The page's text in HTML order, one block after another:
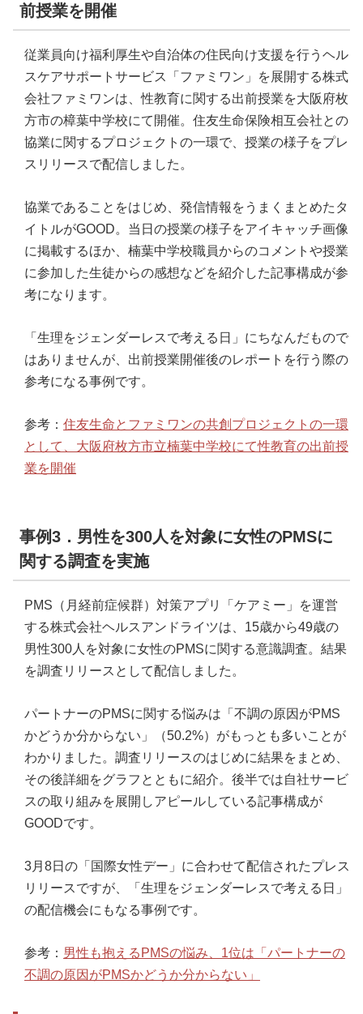
前授業を開催
従業員向け福利厚生や自治体の住民向け支援を行うヘル
スケアサポートサービス「ファミワン」を展開する株式
会社ファミワンは、性教育に関する出前授業を大阪府枚
方市の樟葉中学校にて開催。住友生命保険相互会社との
協業に関するプロジェクトの一環で、授業の様子をプレ
スリリースで配信しました。
協業であることをはじめ、発信情報をうまくまとめたタ
イトルがGOOD。当日の授業の様子をアイキャッチ画像
に掲載するほか、楠葉中学校職員からのコメントや授業
に参加した生徒からの感想などを紹介した記事構成が参
考になります。
「生理をジェンダーレスで考える日」にちなんだもので
はありませんが、出前授業開催後のレポートを行う際の
参考になる事例です。
参考： 住友生命とファミワンの共創プロジェクトの一環
として、大阪府枚方市立楠葉中学校にて性教育の出前授
業を開催
事例3．男性を300人を対象に女性のPMSに
関する調査を実施
PMS（月経前症候群）対策アプリ「ケアミー」を運営
する株式会社ヘルスアンドライツは、15歳から49歳の
男性300人を対象に女性のPMSに関する意識調査。結果
を調査リリースとして配信しました。
パートナーのPMSに関する悩みは「不調の原因がPMS
かどうか分からない」（50.2%）がもっとも多いことが
わかりました。調査リリースのはじめに結果をまとめ、
その後詳細をグラフとともに紹介。後半では自社サービ
スの取り組みを展開しアピールしている記事構成が
GOODです。
3月8日の「国際女性デー」に合わせて配信されたプレス
リリースですが、「生理をジェンダーレスで考える日」
の配信機会にもなる事例です。
参考： 男性も抱えるPMSの悩み、1位は「パートナーの
不調の原因がPMSかどうか分からない」